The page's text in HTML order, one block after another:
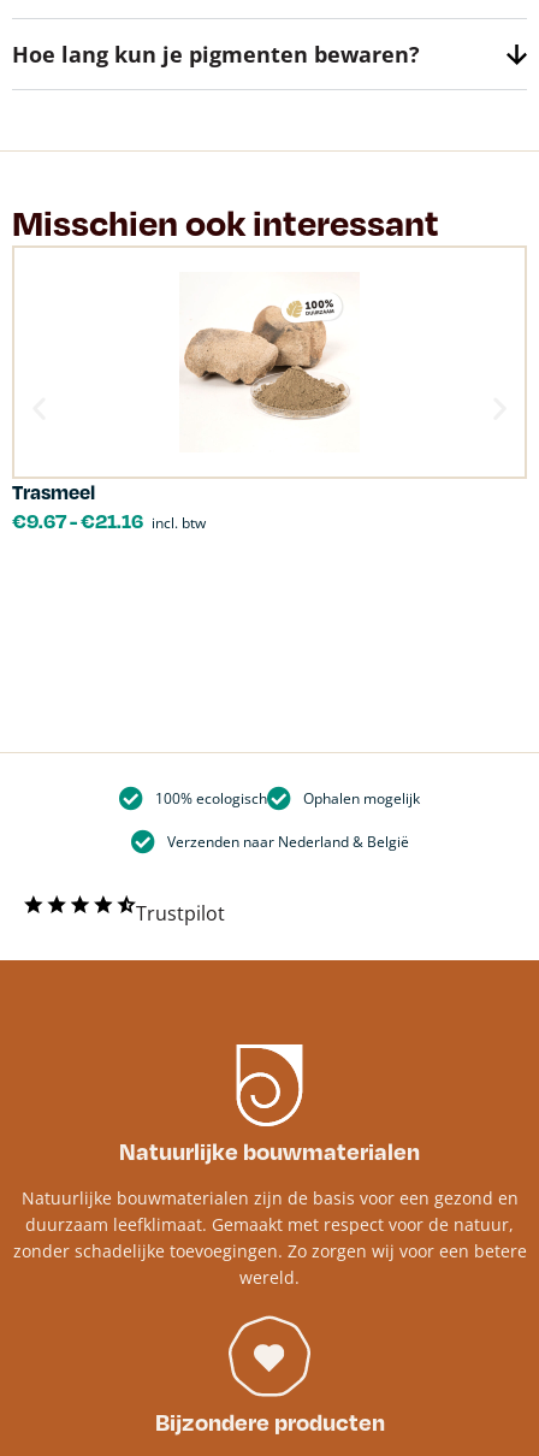
Hoe lang kun je pigmenten bewaren?
Misschien ook interessant
Trasmeel
€9.67-€21.16 incl. btw
100% ecologisch Ophalen mogelijk
Verzenden naar Nederland & België
Trustpilot
Natuurlijke bouwmaterialen
Natuurlijke bouwmaterialen zijn de basis voor een gezond en
duurzaam leefklimaat. Gemaakt met respect voor de natuur,
zonder schadelijke toevoegingen. Zo zorgen wij voor een betere
wereld.
Bijzondere producten